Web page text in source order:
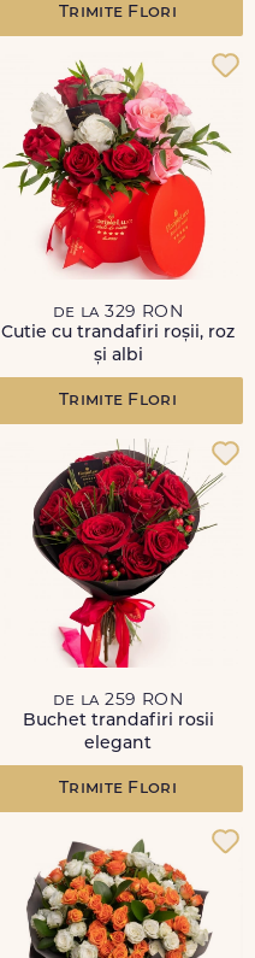
Trimite Flori
de la 329 RON
Cutie cu trandafiri roșii, roz
și albi
Trimite Flori
de la 259 RON
Buchet trandafiri rosii
elegant
Trimite Flori